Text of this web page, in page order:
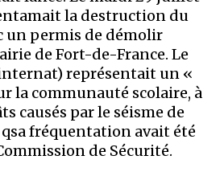
la destruction du
un permis de démolir
de Fort-de-France. Le
représentait un «
la communauté scolaire, à
causés par le séisme de
fréquentation avait été
de Sécurité.